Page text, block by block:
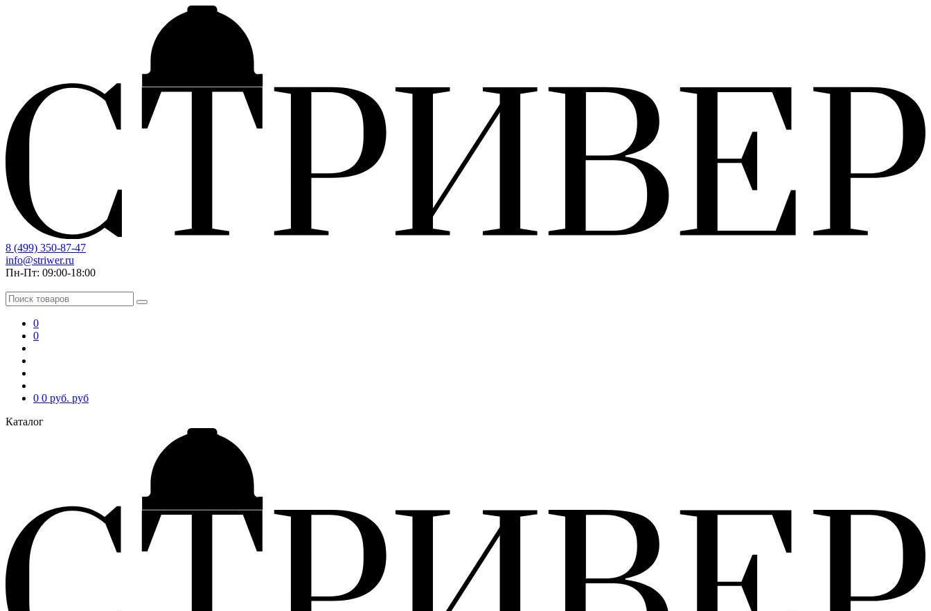
8 (499) 350-87-47
info@striwer.ru
Пн-Пт: 09:00-18:00
0
0
0 0 руб. руб
Каталог